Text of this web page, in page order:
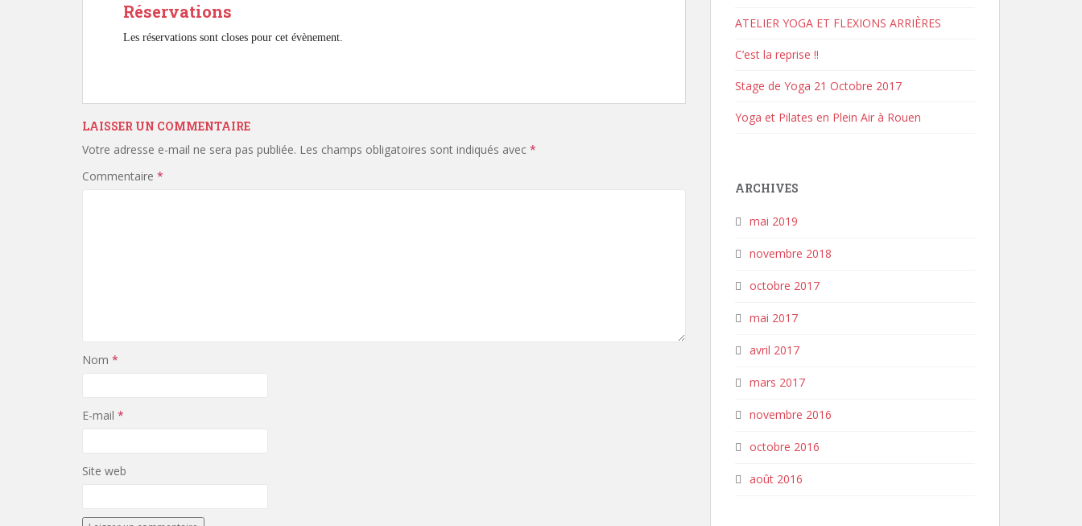
Réservations
Les réservations sont closes pour cet évènement.
LAISSER UN COMMENTAIRE
Votre adresse e-mail ne sera pas publiée. Les champs obligatoires sont indiqués avec *
Commentaire *
Nom *
E-mail *
Site web
ATELIER YOGA ET FLEXIONS ARRIÈRES
C’est la reprise !!
Stage de Yoga 21 Octobre 2017
Yoga et Pilates en Plein Air à Rouen
ARCHIVES
mai 2019
novembre 2018
octobre 2017
mai 2017
avril 2017
mars 2017
novembre 2016
octobre 2016
août 2016